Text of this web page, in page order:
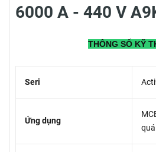
6000 A - 440 V
THÔNG SỐ KỸ
Seri
Ứng dụng